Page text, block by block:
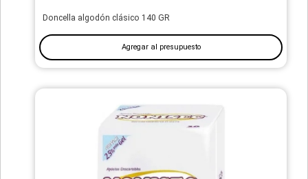
Doncella algodón clásico 140 GR
Agregar al presupuesto